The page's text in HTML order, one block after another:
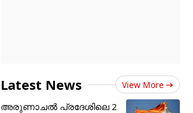
Latest News View More
അരുണാചൽ പ്രദേശിലെ 2